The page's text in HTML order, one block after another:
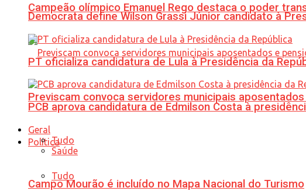
Campeão olímpico Emanuel Rego destaca o poder
Previscam convoca servidores municipais
Política
Tudo
Democrata define Wilson Grassi Júnior candidato à
PT oficializa candidatura de Lula à Presidência da
PCB aprova candidatura de Edmilson Costa à
Geral
Tudo
Saúde
Campo Mourão é incluído no Mapa Nacional do Turismo